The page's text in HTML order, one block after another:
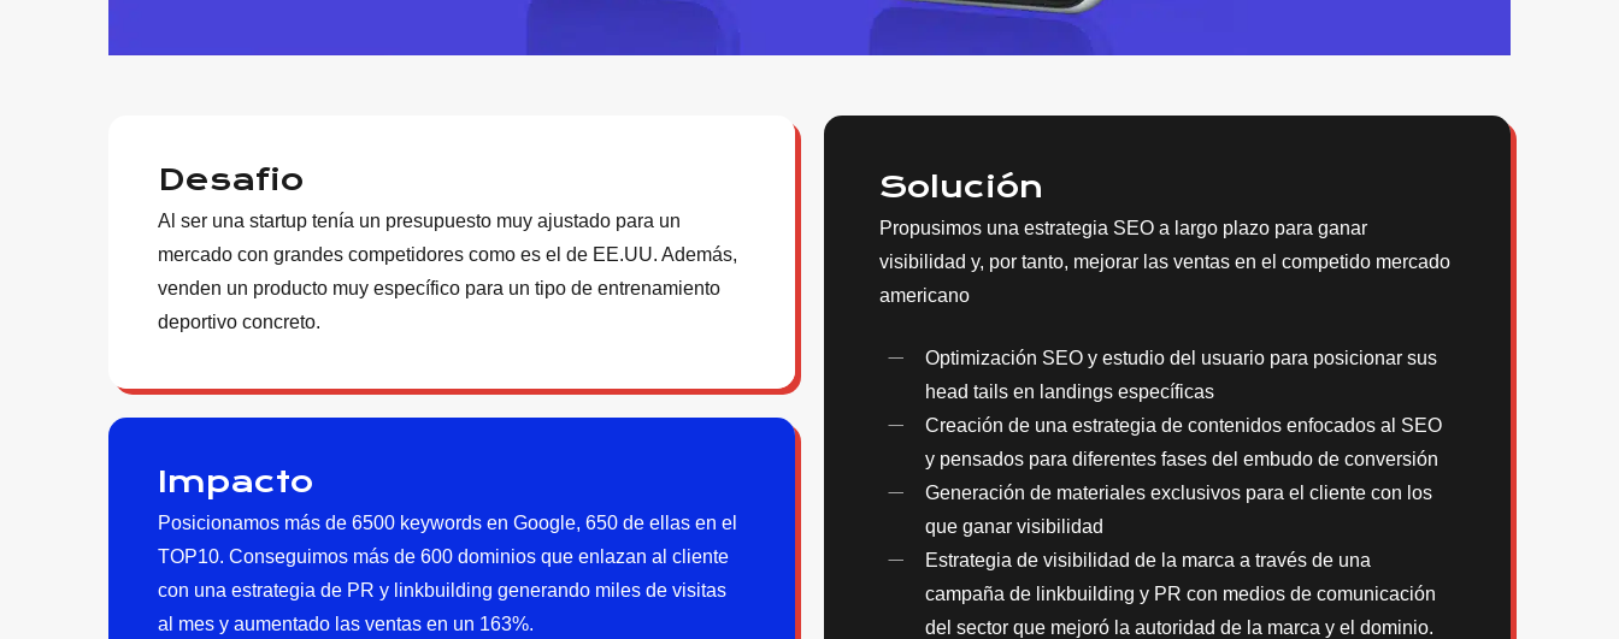
Desafio
Al ser una startup tenía un presupuesto muy ajustado para un
mercado con grandes competidores como es el de EE.UU. Además,
venden un producto muy específico para un tipo de entrenamiento
deportivo concreto.
Impacto
Posicionamos más de 6500 keywords en Google, 650 de ellas en el
TOP10. Conseguimos más de 600 dominios que enlazan al cliente
con una estrategia de PR y linkbuilding generando miles de visitas
al mes y aumentado las ventas en un 163%.
Solución
Propusimos una estrategia SEO a largo plazo para ganar
visibilidad y, por tanto, mejorar las ventas en el competido mercado
americano
Optimización SEO y estudio del usuario para posicionar sus
head tails en landings específicas
Creación de una estrategia de contenidos enfocados al SEO
y pensados para diferentes fases del embudo de conversión
Generación de materiales exclusivos para el cliente con los
que ganar visibilidad
Estrategia de visibilidad de la marca a través de una
campaña de linkbuilding y PR con medios de comunicación
del sector que mejoró la autoridad de la marca y el dominio.